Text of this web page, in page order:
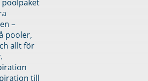
–
pooler,
allt för
till